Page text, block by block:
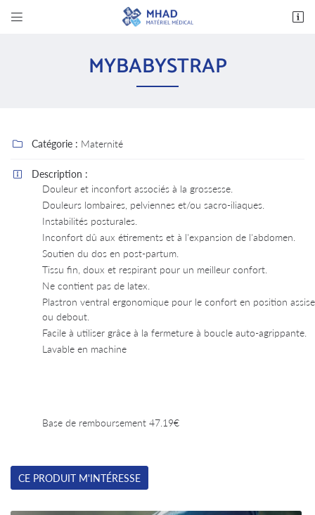
 
En cochant cette case, vous consentez à recevoir nos propositions commerciales à
l'adresse email indiqué ci-dessus. Vous pouvez vous désinscrire à tout moment en utilisant
INSCRIPTION
MYBABYSTRAP
 Catégorie : Maternité

Description :
Douleur et inconfort associés à la grossesse.
Douleurs lombaires, pelviennes et/ou sacro-iliaques.
Instabilités posturales.
Inconfort dû aux étirements et à l'expansion de l'abdomen.
Soutien du dos en post-partum.
Tissu fin, doux et respirant pour un meilleur confort.
Ne contient pas de latex.
Plastron ventral ergonomique pour le confort en position assise
ou debout.
Facile à utiliser grâce à la fermeture à boucle auto-agrippante.
Lavable en machine
Base de remboursement 47.19€
CE PRODUIT M'INTÉRESSE